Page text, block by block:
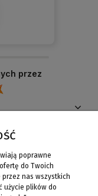
przez
poprawne
do Twoich
nas wszystkich
użycie plików do